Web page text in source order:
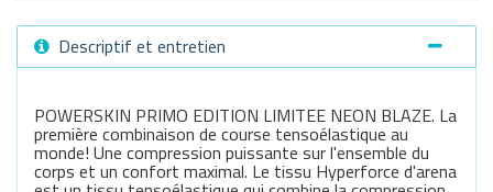
Descriptif et entretien
POWERSKIN PRIMO EDITION LIMITEE NEON BLAZE. La
première combinaison de course tensoélastique au
monde! Une compression puissante sur l'ensemble du
corps et un confort maximal. Le tissu Hyperforce d'arena